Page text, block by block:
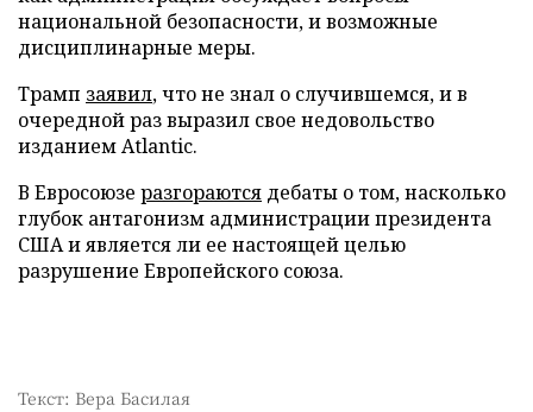
национальной безопасности, и возможные
дисциплинарные меры.
Трамп заявил, что не знал о случившемся, и в
очередной раз выразил свое недовольство
изданием Atlantic.
В Евросоюзе разгораются дебаты о том, насколько
глубок антагонизм администрации президента
США и является ли ее настоящей целью
разрушение Европейского союза.
Текст: Вера Басилая